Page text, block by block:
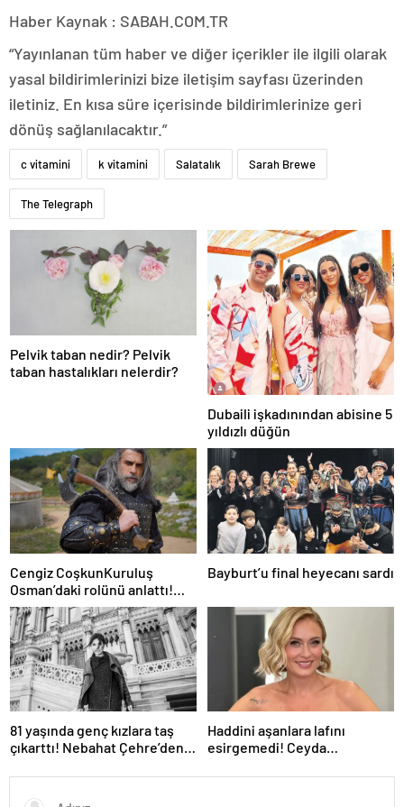
Haber Kaynak : SABAH.COM.TR
“Yayınlanan tüm haber ve diğer içerikler ile ilgili olarak
yasal bildirimlerinizi bize iletişim sayfası üzerinden
iletiniz. En kısa süre içerisinde bildirimlerinize geri
dönüş sağlanılacaktır.”
c vitamini k vitamini Salatalık Sarah Brewe
The Telegraph
Pelvik taban nedir? Pelvik
taban hastalıkları nelerdir?
Dubaili işkadınından abisine 5
yıldızlı düğün
Cengiz CoşkunKuruluş
Osman’daki rolünü anlattı!
“Turgut Alp’le yeniden
buluşmak yıllar sonra eski bir
dostla kavuşmak gibi”
Bayburt’u final heyecanı sardı
81 yaşında genç kızlara taş
çıkarttı! Nebahat Çehre’den
açıklaması…
Haddini aşanlara lafını
esirgemedi! Ceyda
olay yarattı: Sınır